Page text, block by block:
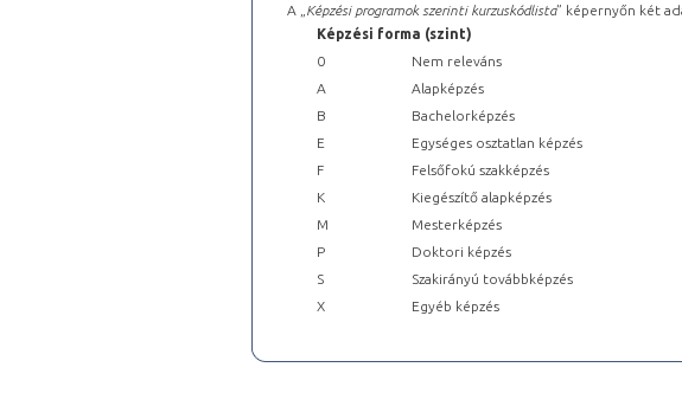
A „ Képzési programok szerinti kurzuskódlista” képernyőn két
Képzési forma (szint)
0
Nem releváns
A
Alapképzés
B
Bachelorképzés
E
Egységes osztatlan képzés
F
Felsőfokú szakképzés
K
Kiegészítő alapképzés
M
Mesterképzés
P
Doktori képzés
S
Szakirányú továbbképzés
X
Egyéb képzés